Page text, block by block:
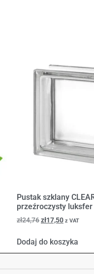
Pustak szklany
przeźroczysty
zł24,76zł17,50 z VAT
Dodaj do koszyka